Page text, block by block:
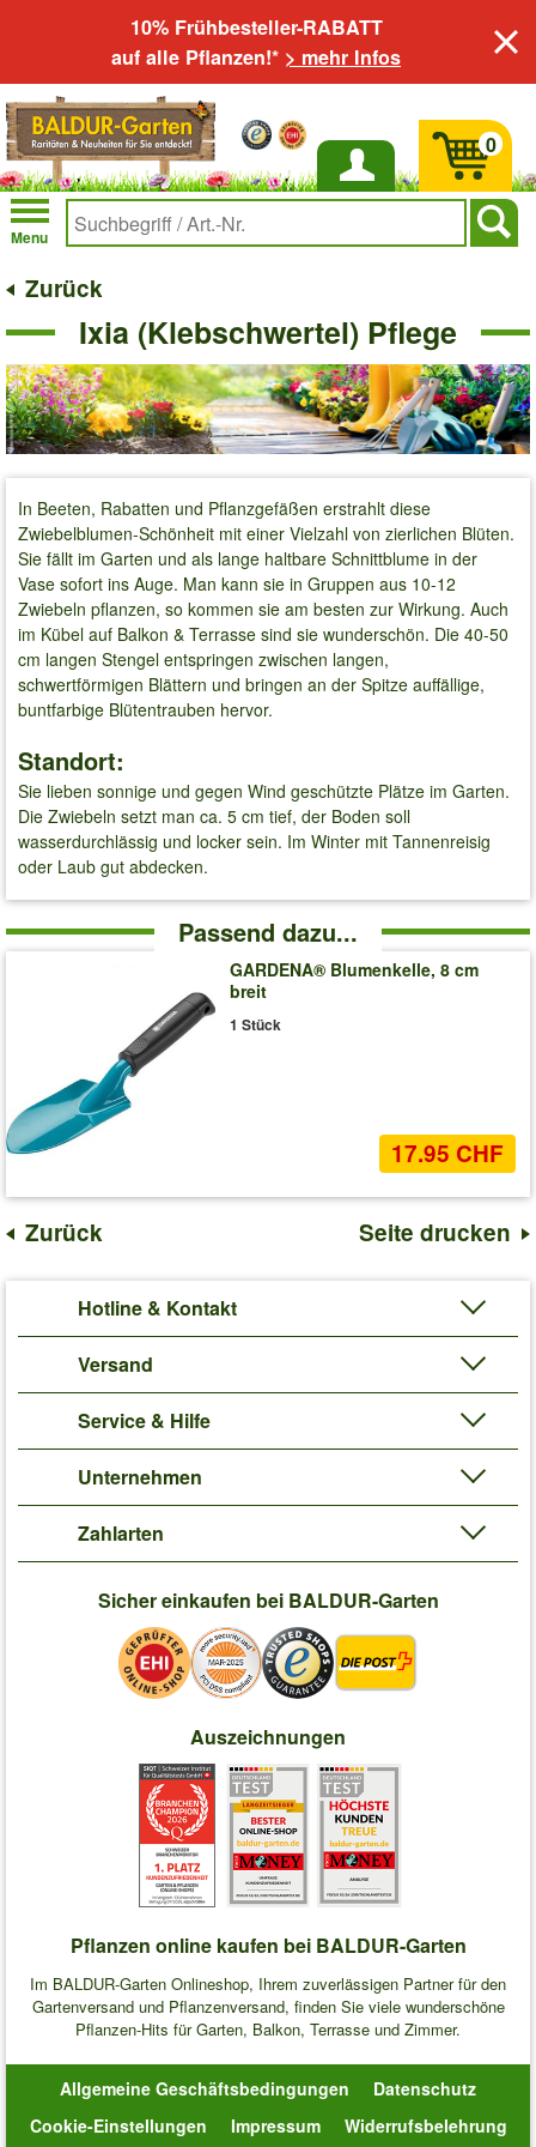
10% Frühbesteller-RABATT
auf alle Pflanzen!* > mehr Infos
Anmelden
Menu
0
Zurück
Ixia (Klebschwertel) Pflege
In Beeten, Rabatten und Pflanzgefäßen erstrahlt diese
Zwiebelblumen-Schönheit mit einer Vielzahl von zierlichen Blüten.
Sie fällt im Garten und als lange haltbare Schnittblume in der
Vase sofort ins Auge. Man kann sie in Gruppen aus 10-12
Zwiebeln pflanzen, so kommen sie am besten zur Wirkung. Auch
im Kübel auf Balkon & Terrasse sind sie wunderschön. Die 40-50
cm langen Stengel entspringen zwischen langen,
schwertförmigen Blättern und bringen an der Spitze auffällige,
buntfarbige Blütentrauben hervor.
Standort:
Sie lieben sonnige und gegen Wind geschützte Plätze im Garten.
Die Zwiebeln setzt man ca. 5 cm tief, der Boden soll
wasserdurchlässig und locker sein. Im Winter mit Tannenreisig
oder Laub gut abdecken.
Passend dazu...
GARDENA® Blumenkelle, 8 cm
breit
1 Stück
17.95 CHF
Zurück Seite drucken
Hotline & Kontakt
Versand
Service & Hilfe
Unternehmen
Zahlarten
Sicher einkaufen bei BALDUR-Garten
Auszeichnungen
Pflanzen online kaufen bei BALDUR-Garten
Im BALDUR-Garten Onlineshop, Ihrem zuverlässigen Partner für den
Gartenversand und Pflanzenversand, finden Sie viele wunderschöne
Pflanzen-Hits für Garten, Balkon, Terrasse und Zimmer.
Allgemeine Geschäftsbedingungen
Datenschutz
Cookie-Einstellungen
Impressum Widerrufsbelehrung